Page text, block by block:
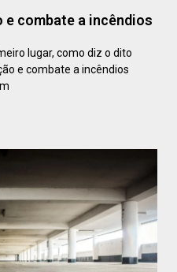
combate a incêndios
lugar, como diz o dito
e combate a incêndios